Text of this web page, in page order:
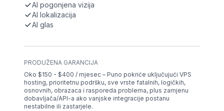
AI pogonjena vizija
AI lokalizacija
AI glas
PRODUŽENA GARANCIJA
Oko $150 - $400 / mjesec – Puno pokriće uključujući VPS
hosting, prioritetnu podršku, sve vrste fatalnih, logičkih,
osnovnih, obrazaca i rasporeda problema, plus zamjenu
dobavljača/API-a ako vanjske integracije postanu
nestabilne ili zastarjele.